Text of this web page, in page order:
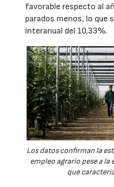
favorable respecto al
parados menos, lo que
interanual del 10,33%.
Los datos confirman la
empleo agrario pese a la
que